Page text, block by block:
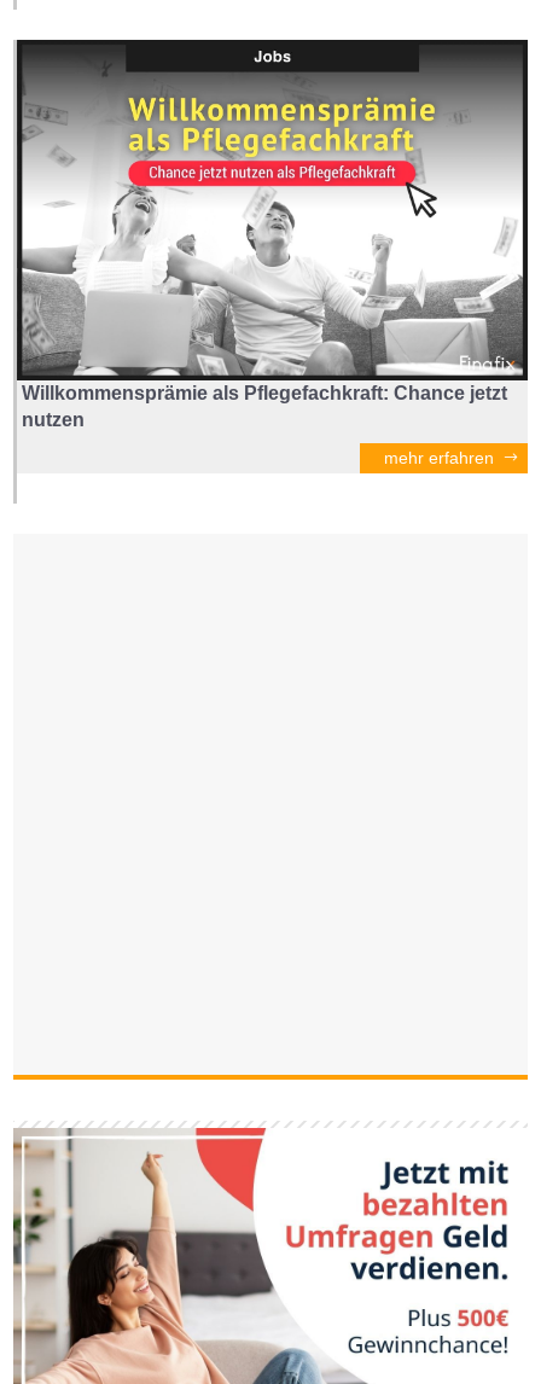
Willkommensprämie als Pflegefachkraft: Chance jetzt
nutzen
mehr erfahren